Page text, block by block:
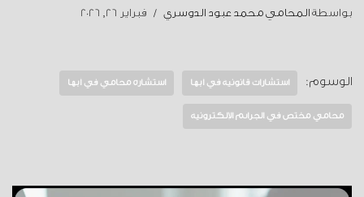
بواسطة المحامي محمد عبود الدوسري فبراير 26, 2026
الوسوم: استشارات قانونية في أبها استشارة محامي في أبها
محامي مختص في الجرائم الإلكترونية